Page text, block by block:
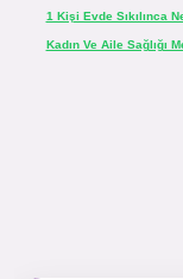
1 Kişi Evde Sıkılınca
Kadın Ve Aile Sağlığı